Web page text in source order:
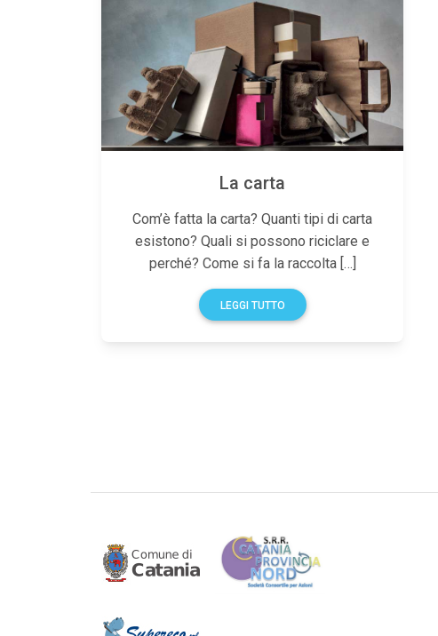
La carta
Com’è fatta la carta? Quanti tipi di carta
esistono? Quali si possono riciclare e
perché? Come si fa la raccolta […]
LEGGI TUTTO